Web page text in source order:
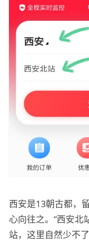
西安是13朝古都，
心向往之。“西安北
站，这里自然少不